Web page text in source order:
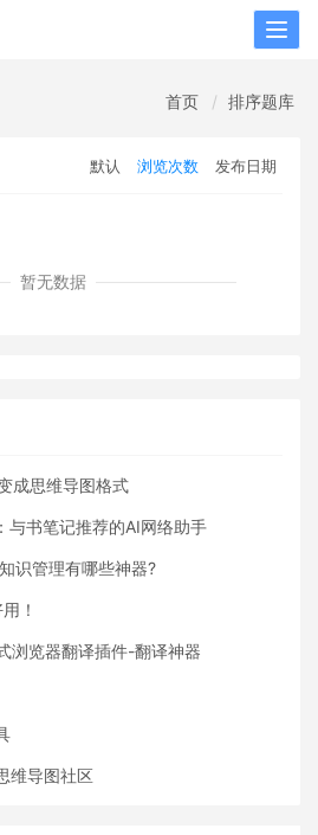
首页 排序题库
默认 浏览次数 发布日期
暂无数据
成思维导图格式
与书笔记推荐的AI网络助手
识管理有哪些神器?
！
浏览器翻译插件-翻译神器
维导图社区